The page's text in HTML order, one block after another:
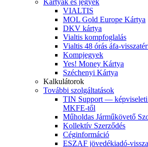
Kártyák és jegyek
VIALTIS
MOL Gold Europe Kártya
DKV kártya
Vialtis kompfoglalás
Vialtis 48 órás áfa-
Kompjegyek
Yes! Money Kártya
Széchenyi Kártya
Kalkulátorok
További szolgáltatások
TIN Support — képviseleti
MKFE-től
Műholdas Járműkövető
Kollektív Szerződés
Céginformáció
ESZAF jövedékiadó-